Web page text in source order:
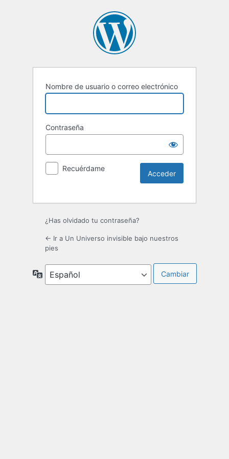
Nombre de usuario o correo electrónico
Contraseña
Recuérdame
¿Has olvidado tu contraseña?
← Ir a Un Universo invisible bajo nuestros
pies
Idioma